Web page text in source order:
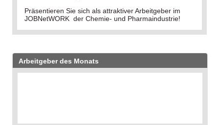
Präsentieren Sie sich als attraktiver Arbeitgeber im
JOBNetWORK der Chemie- und Pharmaindustrie!
Arbeitgeber des Monats